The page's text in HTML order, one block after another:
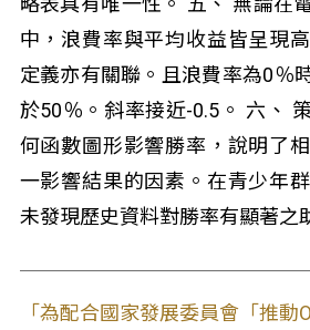
中，浪費率與平均收益皆呈現
定義亦有關聯。且浪費率為0％
於50％。斜率接近-0.5。 六、
何函數圖形影響勝率，說明了
一影響結果的因素。在青少年
未發現歷史資料對勝率有顯著之
「為配合國家發展委員會「推動